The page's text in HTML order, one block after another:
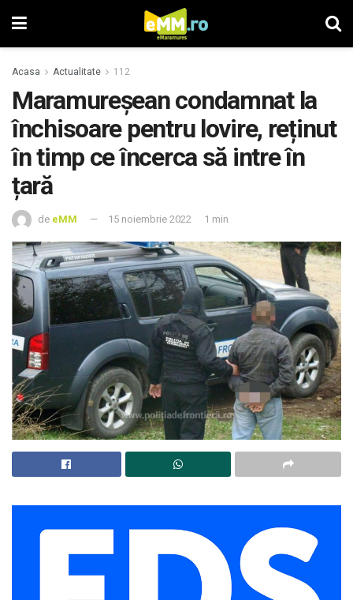
Acasa Actualitate 112
Maramureșean condamnat la
închisoare pentru lovire, reținut
în timp ce încerca să intre în
țară
de eMM 15 noiembrie 2022 1 min